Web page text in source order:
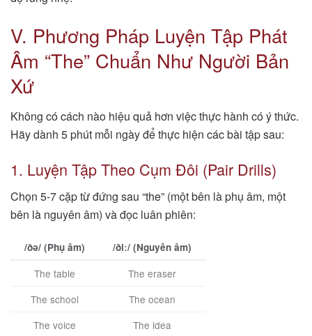
V. Phương Pháp Luyện Tập Phát
Âm “The” Chuẩn Như Người Bản
Xứ
Không có cách nào hiệu quả hơn việc thực hành có ý thức.
Hãy dành 5 phút mỗi ngày để thực hiện các bài tập sau:
1. Luyện Tập Theo Cụm Đôi (Pair Drills)
Chọn 5-7 cặp từ đứng sau “the” (một bên là phụ âm, một
bên là nguyên âm) và đọc luân phiên:
/ðə/ (Phụ âm) /ðiː/ (Nguyên âm)
The table
The eraser
The school
The ocean
The voice
The idea